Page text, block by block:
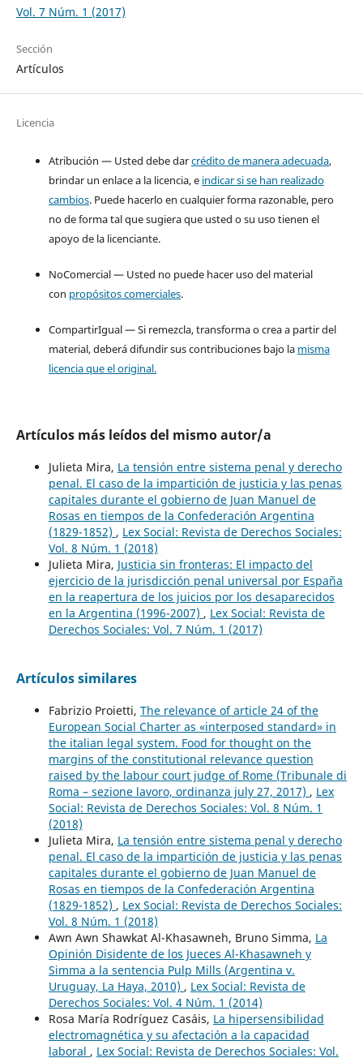
Vol. 7 Núm. 1 (2017)
Sección
Artículos
Licencia
Atribución — Usted debe darcrédito de manera adecuada,
brindar un enlace a la licencia, e indicar si se han realizado
cambios. Puede hacerlo en cualquier forma razonable, pero
no de forma tal que sugiera que usted o su uso tienen el
apoyo de la licenciante.
NoComercial — Usted no puede hacer uso del material
con propósitos comerciales.
CompartirIgual — Si remezcla, transforma o crea a partir del
material, deberá difundir sus contribuciones bajo la misma
licencia que el original.
Artículos más leídos del mismo autor/a
Julieta Mira, La tensión entre sistema penal y derecho
penal. El caso de la impartición de justicia y las penas
capitales durante el gobierno de Juan Manuel de
Rosas en tiempos de la Confederación Argentina
(1829-1852) , Lex Social: Revista de Derechos Sociales:
Vol. 8 Núm. 1 (2018)
Julieta Mira, Justicia sin fronteras: El impacto del
ejercicio de la jurisdicción penal universal por España
en la reapertura de los juicios por los desaparecidos
en la Argentina (1996-2007) , Lex Social: Revista de
Derechos Sociales: Vol. 7 Núm. 1 (2017)
Artículos similares
Fabrizio Proietti, The relevance of article 24 of the
European Social Charter as «interposed standard» in
the italian legal system. Food for thought on the
margins of the constitutional relevance question
raised by the labour court judge of Rome (Tribunale di
Roma – sezione lavoro, ordinanza july 27, 2017) , Lex
Social: Revista de Derechos Sociales: Vol. 8 Núm. 1
(2018)
Julieta Mira, La tensión entre sistema penal y derecho
penal. El caso de la impartición de justicia y las penas
capitales durante el gobierno de Juan Manuel de
Rosas en tiempos de la Confederación Argentina
(1829-1852) , Lex Social: Revista de Derechos Sociales:
Vol. 8 Núm. 1 (2018)
Awn Awn Shawkat Al-Khasawneh, Bruno Simma, La
Opinión Disidente de los Jueces Al-Khasawneh y
Simma a la sentencia Pulp Mills (Argentina v.
Uruguay, La Haya, 2010) , Lex Social: Revista de
Derechos Sociales: Vol. 4 Núm. 1 (2014)
Rosa María Rodríguez Casáis, La hipersensibilidad
electromagnética y su afectación a la capacidad
laboral , Lex Social: Revista de Derechos Sociales: Vol.